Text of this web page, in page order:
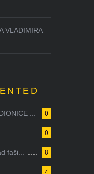
VLADIMIRA
0
...
0
8
faši...
4